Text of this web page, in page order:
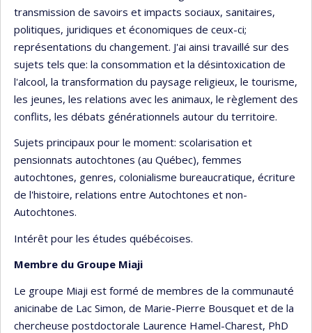
transmission de savoirs et impacts sociaux, sanitaires,
politiques, juridiques et économiques de ceux-ci;
représentations du changement. J'ai ainsi travaillé sur des
sujets tels que: la consommation et la désintoxication de
l'alcool, la transformation du paysage religieux, le tourisme,
les jeunes, les relations avec les animaux, le règlement des
conflits, les débats générationnels autour du territoire.
Sujets principaux pour le moment: scolarisation et
pensionnats autochtones (au Québec), femmes
autochtones, genres, colonialisme bureaucratique, écriture
de l'histoire, relations entre Autochtones et non-
Autochtones.
Intérêt pour les études québécoises.
Membre du Groupe Miaji
Le groupe Miaji est formé de membres de la communauté
anicinabe de Lac Simon, de Marie-Pierre Bousquet et de la
chercheuse postdoctorale Laurence Hamel-Charest, PhD